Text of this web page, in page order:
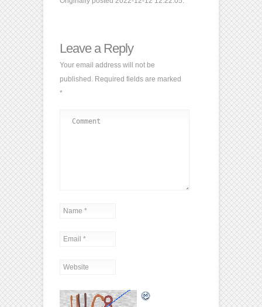
Leave a Reply
Your email address will not be
published. Required fields are marked
*